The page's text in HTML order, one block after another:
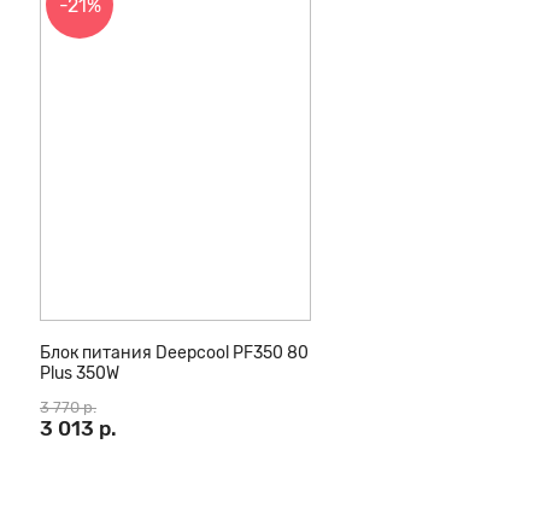
-21%
Блок питания Deepcool PF350 80
Plus 350W
3 770 р.
3 013 р.